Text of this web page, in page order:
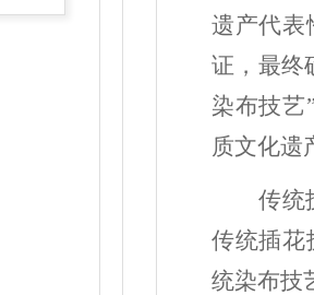
遗产代表
证，最终
染布技艺
质文化遗
传统
传统插花
统染布技